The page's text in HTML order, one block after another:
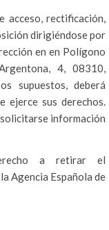
acceso, rectificación,
dirigiéndose por
en en Polígono
4, 08310,
supuestos, deberá
ejerce sus derechos.
información
a retirar el
Agencia Española de